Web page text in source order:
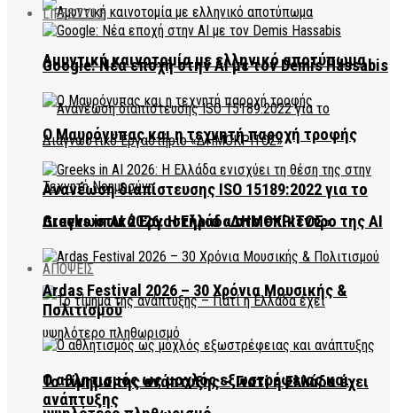
Αμυντική καινοτομία με ελληνικό αποτύπωμα
Ανανέωση διαπίστευσης ISO 15189:2022 για το
Διαγνωστικό Εργαστήριο «ΔΗΜΟΚΡΙΤΟΣ»
ΑΠΟΨΕΙΣ
Το τίμημα της ανάπτυξης – Γιατί η Ελλάδα έχει
LIFESTYLE
Google: Νέα εποχή στην AI με τον Demis Hassabis
Ο Μαυρόγυπας και η τεχνητή παροχή τροφής
Greeks in AI 2026: Η Ελλάδα στο επίκεντρο της AI
Ardas Festival 2026 – 30 Χρόνια Μουσικής &
Πολιτισμού
Ο αθλητισμός ως μοχλός εξωστρέφειας και
ανάπτυξης